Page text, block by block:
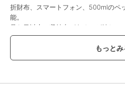
折財布、スマートフォン、500mlのペ
能。
見た目以上に収納力があるのが嬉しい
ショルダーストラップの結び目は、結
みの長さに調整可能。